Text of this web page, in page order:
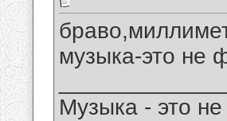
музыка-это не
Музыка - это не